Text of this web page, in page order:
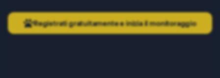
Registrati gratuitamente e inizia il monitoraggio